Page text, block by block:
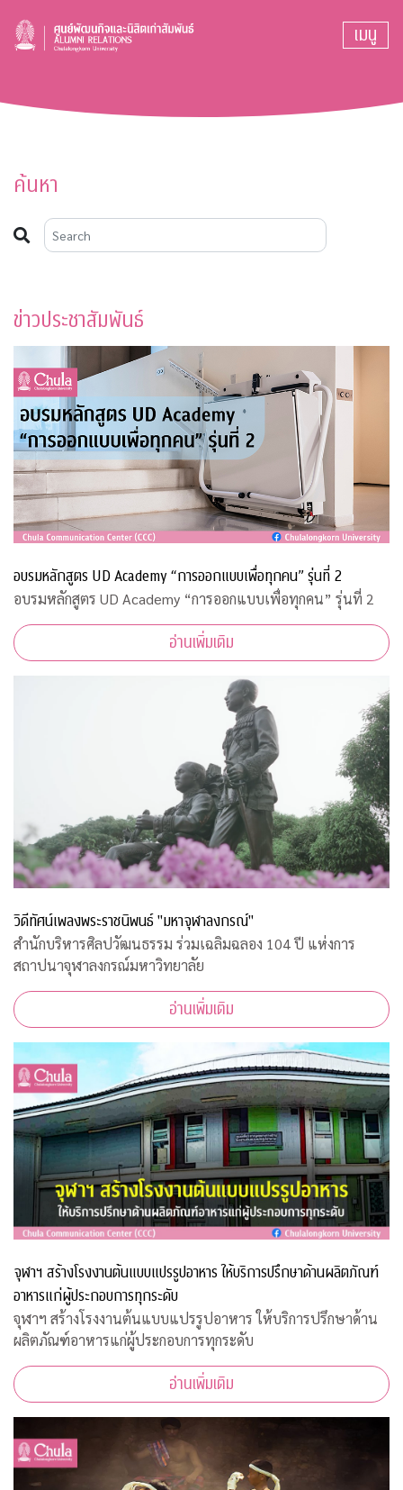
เมนู
ค้นหา
ข่าวประชาสัมพันธ์
อบรมหลักสูตร UD Academy “การออกแบบเพื่อทุกคน” รุ่นที่ 2
อบรมหลักสูตร UD Academy “การออกแบบเพื่อทุกคน” รุ่นที่ 2
อ่านเพิ่มเติม
วิดีทัศน์เพลงพระราชนิพนธ์ "มหาจุฬาลงกรณ์"
สำนักบริหารศิลปวัฒนธรรม ร่วมเฉลิมฉลอง 104 ปี แห่งการ
สถาปนาจุฬาลงกรณ์มหาวิทยาลัย
อ่านเพิ่มเติม
จุฬาฯ สร้างโรงงานต้นแบบแปรรูปอาหาร ให้บริการปรึกษาด้านผลิตภัณฑ์
อาหารแก่ผู้ประกอบการทุกระดับ
จุฬาฯ สร้างโรงงานต้นแบบแปรรูปอาหาร ให้บริการปรึกษาด้าน
ผลิตภัณฑ์อาหารแก่ผู้ประกอบการทุกระดับ
อ่านเพิ่มเติม